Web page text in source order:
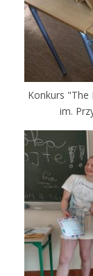
Konkurs "The
im.